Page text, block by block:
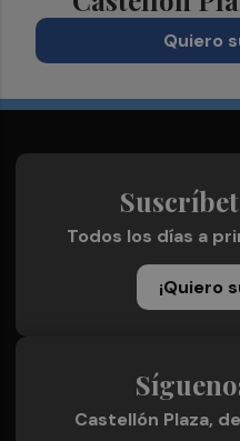
Quiero
Todos los días a
¡Quiero
Castellón Plaza,